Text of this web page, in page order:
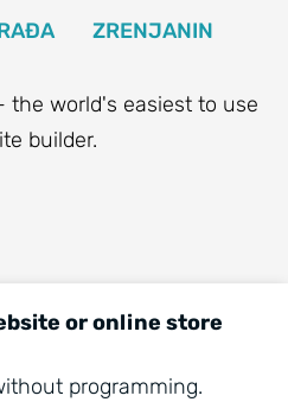
ZRENJANIN
the world's easiest to use
builder.
or online store
programming.